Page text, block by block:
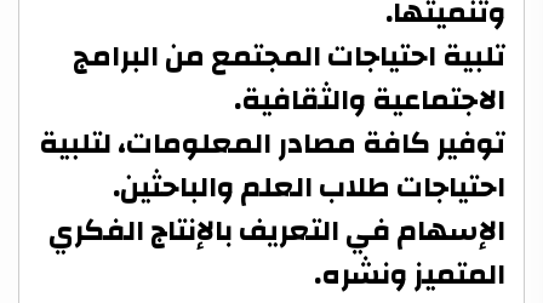
وتنميتها.
تلبية احتياجات المجتمع من البرامج
الاجتماعية والثقافية.
توفير كافة مصادر المعلومات، لتلبية
احتياجات طلاب العلم والباحثين.
الإسهام في التعريف بالإنتاج الفكري
المتميز ونشره.